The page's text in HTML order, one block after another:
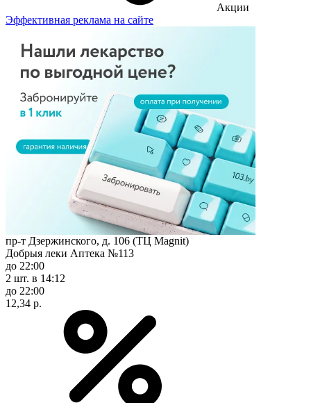
Акции
Эффективная реклама на сайте
пр-т Дзержинского, д. 106 (ТЦ Magnit)
Добрыя леки Аптека №113
до 22:00
2 шт. в 14:12
до 22:00
12,34 р.